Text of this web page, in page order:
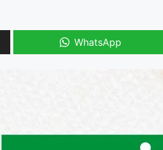
WhatsApp